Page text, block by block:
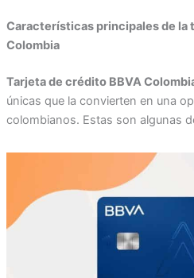
Características principales de la
Colombia
Tarjeta de crédito BBVA
únicas que la convierten en una
colombianos. Estas son algunas